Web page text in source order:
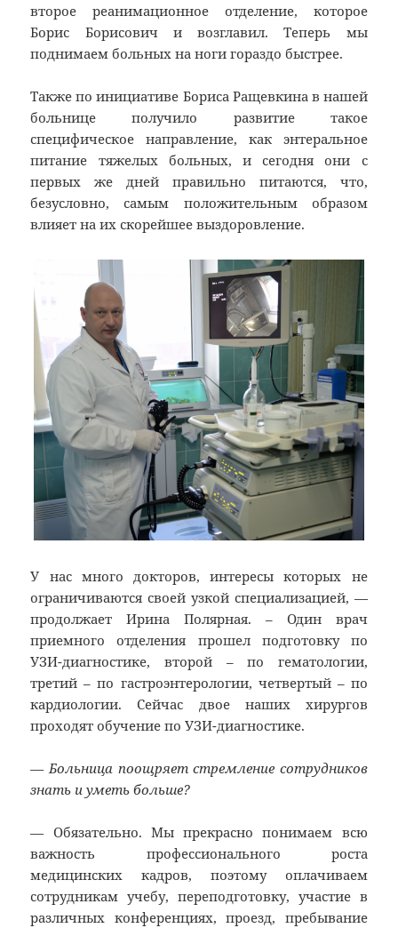
второе реанимационное отделение, которое
Борис Борисович и возглавил. Теперь мы
поднимаем больных на ноги гораздо быстрее.
Также по инициативе Бориса Ращевкина в нашей
больнице получило развитие такое
специфическое направление, как энтеральное
питание тяжелых больных, и сегодня они с
первых же дней правильно питаются, что,
безусловно, самым положительным образом
влияет на их скорейшее выздоровление.
У нас много докторов, интересы которых не
ограничиваются своей узкой специализацией, —
продолжает Ирина Полярная. – Один врач
приемного отделения прошел подготовку по
УЗИ-диагностике, второй – по гематологии,
третий – по гастроэнтерологии, четвертый – по
кардиологии. Сейчас двое наших хирургов
проходят обучение по УЗИ-диагностике.
— Больница поощряет стремление сотрудников
знать и уметь больше?
— Обязательно. Мы прекрасно понимаем всю
важность профессионального роста
медицинских кадров, поэтому оплачиваем
сотрудникам учебу, переподготовку, участие в
различных конференциях, проезд, пребывание